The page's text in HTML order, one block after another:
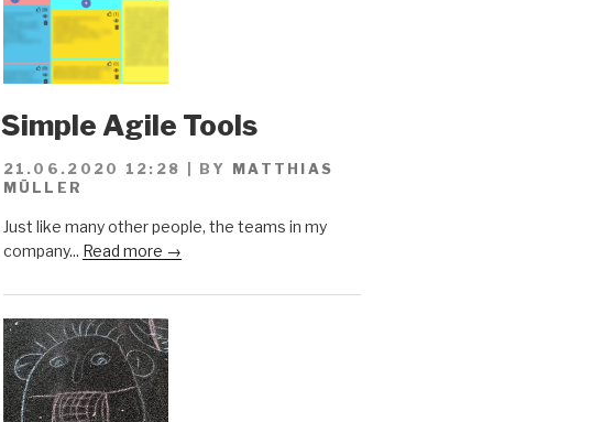
Simple Agile Tools
21.06.2020 12:28 BY
MATTHIAS
MÜLLER
Just like many other people, the teams in my
company... Read more →